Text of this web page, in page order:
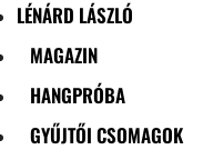
LÉNÁRD LÁSZLÓ
MAGAZIN
HANGPRÓBA
GYŰJTŐI CSOMAGOK